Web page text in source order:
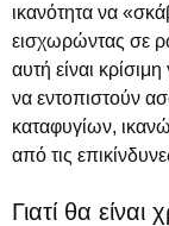
ικανότητα να
εισχωρώντας σε
αυτή είναι
να εντοπιστούν
καταφυγίων,
από τις
Γιατί θα